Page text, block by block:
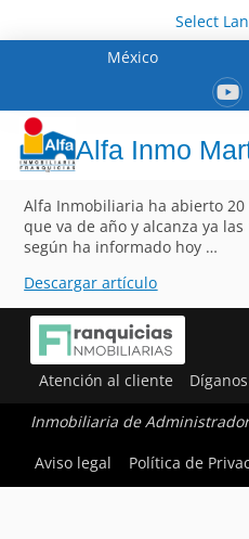
Select
México
Alfa Inmo
Alfa Inmobiliaria ha abierto
que va de año y alcanza ya
según ha informado hoy …
Descargar artículo
Atención al cliente
Inmobiliaria de
Aviso legal
Política de